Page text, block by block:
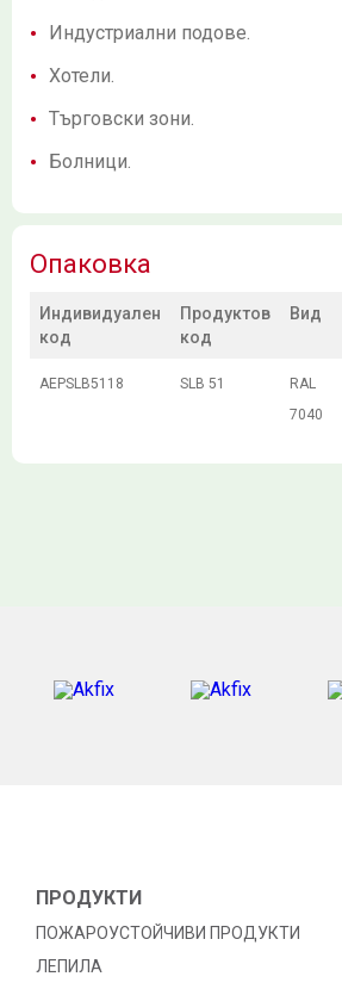
Индустриални подове.
Хотели.
Търговски зони.
Болници.
Опаковка
Индивидуален
код
Продуктов
код
Вид
AEPSLB5118 SLB 51
RAL
7040
ПРОДУКТИ
ПОЖАРОУСТОЙЧИВИ ПРОДУКТИ
ЛЕПИЛА